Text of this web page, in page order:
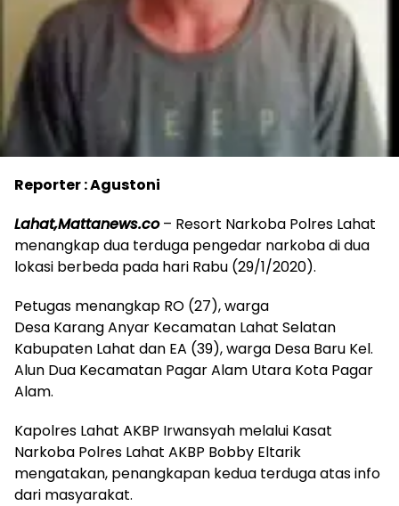
Reporter : Agustoni
Lahat,Mattanews.co– Resort Narkoba Polres Lahat
menangkap dua terduga pengedar narkoba di dua
lokasi berbeda pada hari Rabu (29/1/2020).
Petugas menangkap RO (27), warga
Desa Karang Anyar Kecamatan Lahat Selatan
Kabupaten Lahat dan EA (39), warga Desa Baru Kel.
Alun Dua Kecamatan Pagar Alam Utara Kota Pagar
Alam.
Kapolres Lahat AKBP Irwansyah melalui Kasat
Narkoba Polres Lahat AKBP Bobby Eltarik
mengatakan, penangkapan kedua terduga atas info
dari masyarakat.